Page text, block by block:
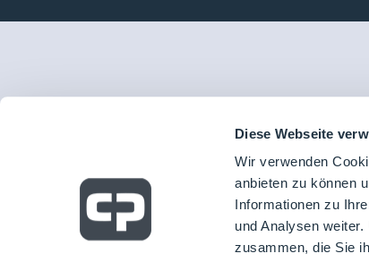
Diese Webseite
Wir verwenden
anbieten zu können
Informationen zu
und Analysen
zusammen, die Sie